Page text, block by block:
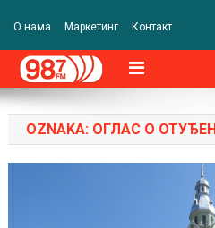
О нама Маркетинг Контакт
OZNAKA: ОГЛАС О